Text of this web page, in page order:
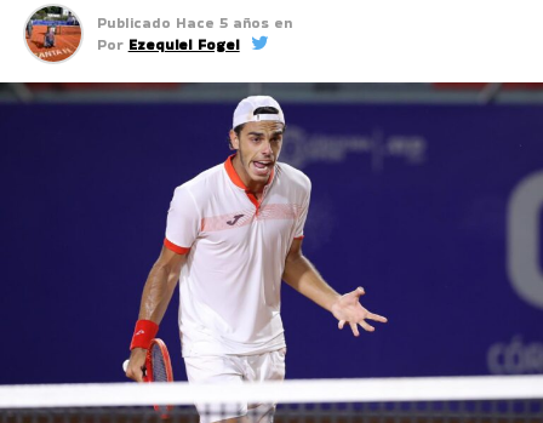
Publicado Hace 5 años en
Por Ezequiel Fogel